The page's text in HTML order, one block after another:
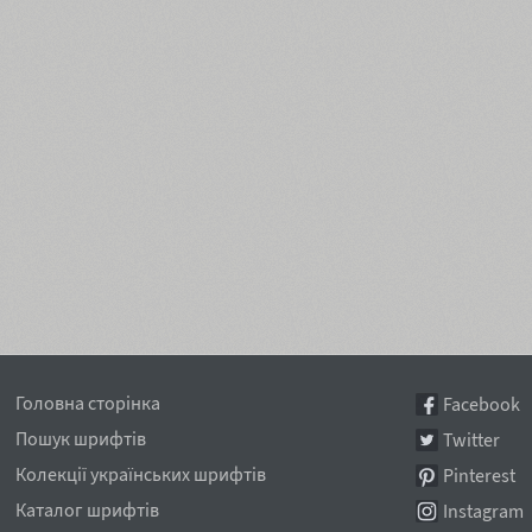
Головна сторінка
Пошук шрифтів
Колекції українських шрифтів
Каталог шрифтів
Facebook
Twitter
Pinterest
Instagram